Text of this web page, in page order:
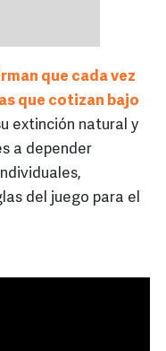
que cada vez
que cotizan bajo
extinción natural y
a depender
del juego para el